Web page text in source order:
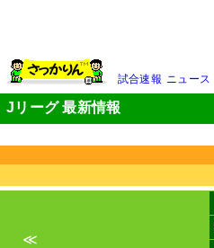
試合速報 ニュース
Jリーグ 最新情報
≪